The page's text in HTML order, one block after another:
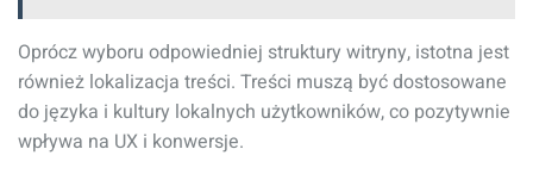
Oprócz wyboru odpowiedniej struktury witryny, istotna jest
również lokalizacja treści. Treści muszą być dostosowane
do języka i kultury lokalnych użytkowników, co pozytywnie
wpływa na UX i konwersje.